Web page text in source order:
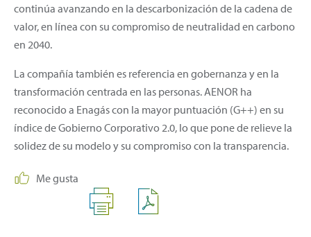
continúa avanzando en la descarbonización de la cadena de
valor, en línea con su compromiso de neutralidad en carbono
en 2040.
La compañía también es referencia en gobernanza y en la
transformación centrada en las personas. AENOR ha
reconocido a Enagás con la mayor puntuación (G++) en su
índice de Gobierno Corporativo 2.0, lo que pone de relieve la
solidez de su modelo y su compromiso con la transparencia.
Me gusta